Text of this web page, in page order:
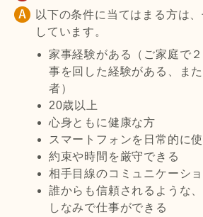
以下の条件に当てはまる方は
しています。
家事経験がある（ご家庭で
事を回した経験がある、ま
者）
20歳以上
心身ともに健康な方
スマートフォンを日常的に
約束や時間を厳守できる
相手目線のコミュニケーシ
誰からも信頼されるような
しなみで仕事ができる